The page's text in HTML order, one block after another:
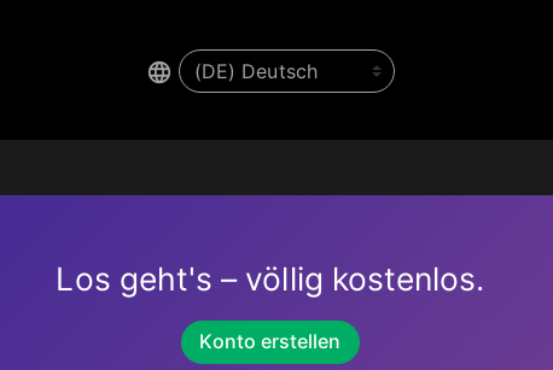
Los geht's – völlig kostenlos.
Konto erstellen